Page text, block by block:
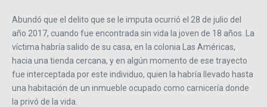
Abundó que el delito que se le imputa ocurrió el 28 de julio del
año 2017, cuando fue encontrada sin vida la joven de 18 años. La
víctima habría salido de su casa, en la colonia Las Américas,
hacia una tienda cercana, y en algún momento de ese trayecto
fue interceptada por este individuo, quien la habría llevado hasta
una habitación de un inmueble ocupado como carnicería donde
la privó de la vida.